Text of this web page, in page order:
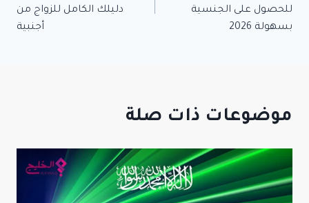
للحصول على الجنسية
بسهولة 2026
دليلك الكامل للزواج من
أجنبية
موضوعات ذات صلة